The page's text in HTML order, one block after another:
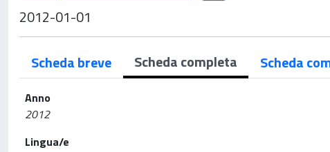
2012-01-01
Scheda breve Scheda completa Scheda
Anno
2012
Lingua/e